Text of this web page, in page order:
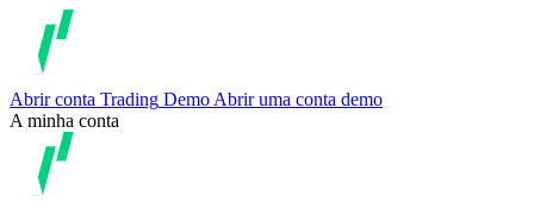
Abrir conta Trading Demo Abrir uma conta demo
A minha conta